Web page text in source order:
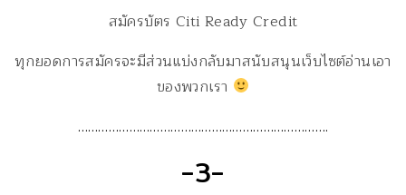
สมัครบัตร Citi Ready Credit
ทุกยอดการสมัครจะมีส่วนแบ่งกลับมาสนับสนุนเว็บไซต์อ่านเอา
ของพวกเรา
……………………………………………………………….
-3-